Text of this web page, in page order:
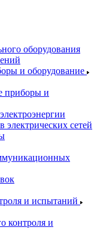
оборудования
и оборудование
приборы и
электрических сетей
и испытаний
контроля и